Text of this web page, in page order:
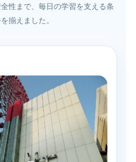
性まで、毎日の学習を支える条
揃えました。